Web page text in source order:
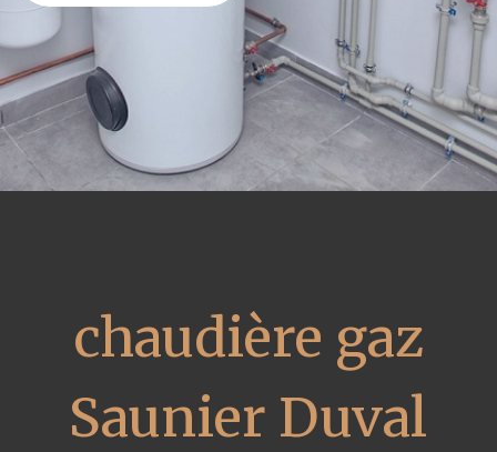
chaudière gaz
Saunier Duval